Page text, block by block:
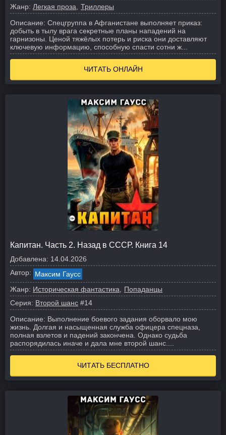
Жанр: Легкая проза
Триллеры
Описание: Спецгруппа в Афганистане выполняет приказ:
добыть в тылу врага секретные планы нападений на
гарнизоны. Ценой тяжёлых потерь и риска они доставляют
ключевую информацию, способную спасти сотни ж...
ЧИТАТЬ ОНЛАЙН
Капитан. Часть 2. Назад в СССР. Книга 14
Добавлена: 14.04.2026
Автор: Максим Гаусс
Жанр: Историческая фантастика
Попаданцы
Серия: Второй шанс #14
Описание: Выполнение боевого задания оборвало мою
жизнь. Долгая и насыщенная служба офицера спецназа,
полная взлетов и падений закончена. Однако судьба
распорядилась иначе и дала мне второй шанс.
ЧИТАТЬ БЕСПЛАТНО